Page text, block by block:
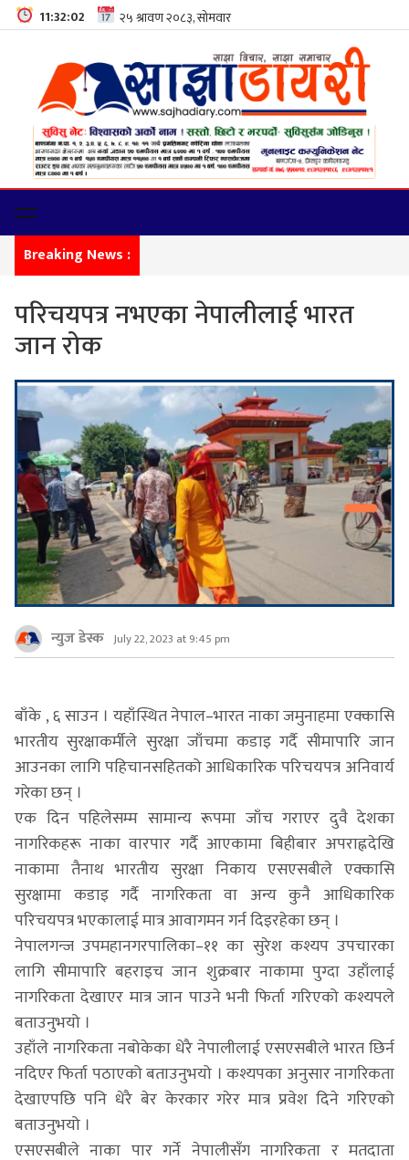
11:32:03
Breaking News :
परिचयपत्र नभएका नेपालीलाई भारत
जान रोक
न्युज डेस्क July 22, 2023 at 9:45 pm
बाँके , ६ साउन । यहाँस्थित नेपाल–भारत नाका जमुनाहमा एक्कासि
भारतीय सुरक्षाकर्मीले सुरक्षा जाँचमा कडाइ गर्दै सीमापारि जान
आउनका लागि पहिचानसहितको आधिकारिक परिचयपत्र अनिवार्य
गरेका छन् ।
एक दिन पहिलेसम्म सामान्य रूपमा जाँच गराएर दुवै देशका
नागरिकहरू नाका वारपार गर्दै आएकामा बिहीबार अपराह्नदेखि
नाकामा तैनाथ भारतीय सुरक्षा निकाय एसएसबीले एक्कासि
सुरक्षामा कडाइ गर्दै नागरिकता वा अन्य कुनै आधिकारिक
परिचयपत्र भएकालाई मात्र आवागमन गर्न दिइरहेका छन् ।
नेपालगन्ज उपमहानगरपालिका–११ का सुरेश कश्यप उपचारका
लागि सीमापारि बहराइच जान शुक्रबार नाकामा पुग्दा उहाँलाई
नागरिकता देखाएर मात्र जान पाउने भनी फिर्ता गरिएको कश्यपले
बताउनुभयो ।
उहाँले नागरिकता नबोकेका धेरै नेपालीलाई एसएसबीले भारत छिर्न
नदिएर फिर्ता पठाएको बताउनुभयो । कश्यपका अनुसार नागरिकता
देखाएपछि पनि धेरै बेर केरकार गरेर मात्र प्रवेश दिने गरिएको
बताउनुभयो ।
एसएसबीले नाका पार गर्ने नेपालीसँग नागरिकता र मतदाता